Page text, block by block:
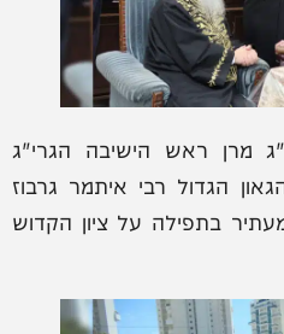
מרן ראש הישיבה הגרי"ג
הגדול רבי איתמר גרבוז
בתפילה על ציון הקדוש